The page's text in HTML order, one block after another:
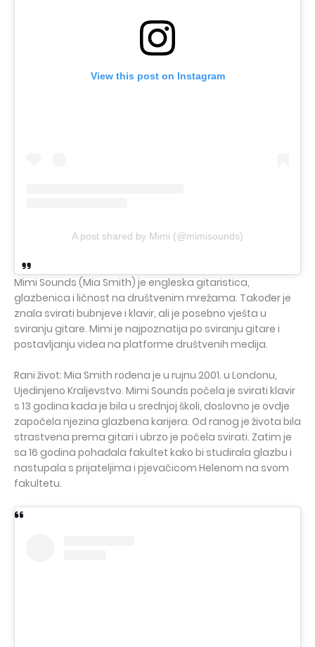
View this post on Instagram
A post shared by Mimi (@mimisounds)
Mimi Sounds (Mia Smith) je engleska gitaristica,
glazbenica i ličnost na društvenim mrežama. Također je
znala svirati bubnjeve i klavir, ali je posebno vješta u
sviranju gitare. Mimi je najpoznatija po sviranju gitare i
postavljanju videa na platforme društvenih medija.
Rani život: Mia Smith rođena je u rujnu 2001. u Londonu,
Ujedinjeno Kraljevstvo. Mimi Sounds počela je svirati klavir
s 13 godina kada je bila u srednjoj školi, doslovno je ovdje
započela njezina glazbena karijera. Od ranog je života bila
strastvena prema gitari i ubrzo je počela svirati. Zatim je
sa 16 godina pohađala fakultet kako bi studirala glazbu i
nastupala s prijateljima i pjevačicom Helenom na svom
fakultetu.